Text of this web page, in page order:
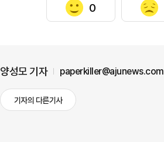
0
양성모 기자 paperkiller@ajunews.com
기자의 다른기사